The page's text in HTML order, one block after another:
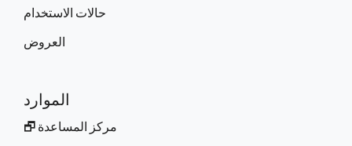
حالات الاستخدام
العروض
الموارد
مركز المساعدة 🗗